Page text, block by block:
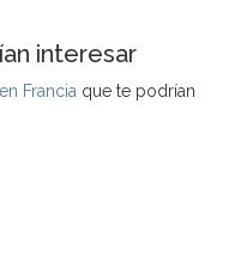
interesar
Francia que te podrían